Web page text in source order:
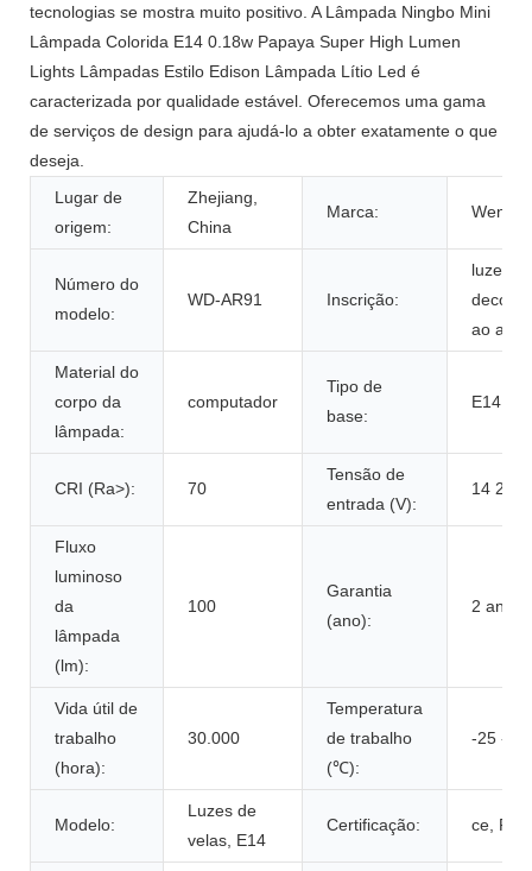
tecnologias se mostra muito positivo. A Lâmpada Ningbo Mini
Lâmpada Colorida E14 0.18w Papaya Super High Lumen
Lights Lâmpadas Estilo Edison Lâmpada Lítio Led é
caracterizada por qualidade estável. Oferecemos uma gama
de serviços de design para ajudá-lo a obter exatamente o que
deseja.
Lugar de
origem:
Zhejiang,
China
Marca: WenDa
Número do
modelo:
WD-AR91 Inscrição:
luzes
ao ar
Material do
corpo da
lâmpada:
computador
Tipo de
base:
E14
CRI (Ra>): 70
Tensão de
entrada (V):
14 24
Fluxo
luminoso
da
lâmpada
(lm):
100
Garantia
(ano):
2 anos
Vida útil de
trabalho
(hora):
30.000
Temperatura
de trabalho
(℃):
-25 - 40
Modelo:
Luzes de
velas, E14
Certificação: ce,